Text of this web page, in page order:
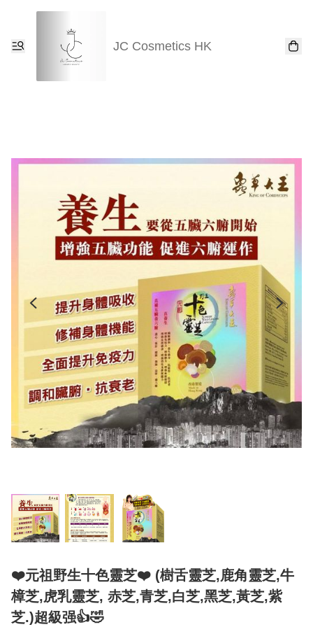
JC Cosmetics HK
❤️元祖野生十色靈芝❤️ (樹舌靈芝,鹿角靈芝,牛
樟芝,虎乳靈芝, 赤芝,青芝,白芝,黑芝,黃芝,紫
芝.)超級强👍🤣